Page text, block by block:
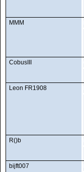
MMM
CobusIII
Leon FR1908
R()b
bijft007